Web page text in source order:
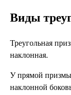
Виды
Треугольная
наклонная.
У прямой призмы
наклонной